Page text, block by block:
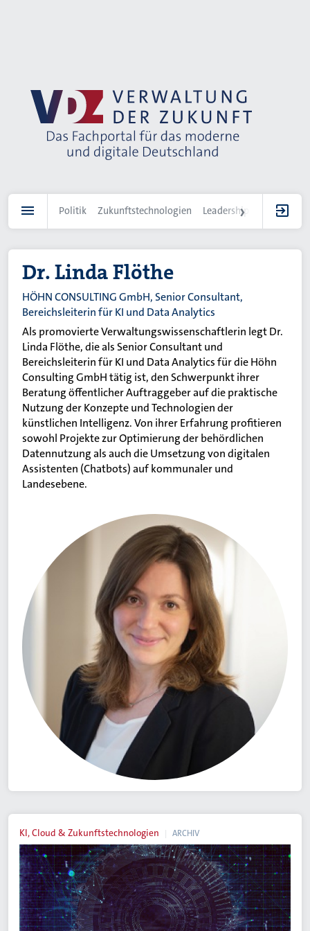
Politik Zukunftstechnologien Leadership IT-
Dr. Linda Flöthe
HÖHN CONSULTING GmbH, Senior Consultant,
Bereichsleiterin für KI und Data Analytics
Als promovierte Verwaltungswissenschaftlerin legt Dr.
Linda Flöthe, die als Senior Consultant und
Bereichsleiterin für KI und Data Analytics für die Höhn
Consulting GmbH tätig ist, den Schwerpunkt ihrer
Beratung öffentlicher Auftraggeber auf die praktische
Nutzung der Konzepte und Technologien der
künstlichen Intelligenz. Von ihrer Erfahrung profitieren
sowohl Projekte zur Optimierung der behördlichen
Datennutzung als auch die Umsetzung von digitalen
Assistenten (Chatbots) auf kommunaler und
Landesebene.
KI, Cloud & Zukunftstechnologien ARCHIV